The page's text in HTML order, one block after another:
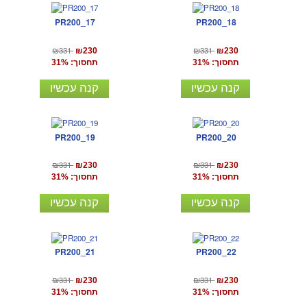
PR200_17
₪331 ₪230
תחסוך: 31%
קנה עכשיו
PR200_18
₪331 ₪230
תחסוך: 31%
קנה עכשיו
PR200_19
₪331 ₪230
תחסוך: 31%
קנה עכשיו
PR200_20
₪331 ₪230
תחסוך: 31%
קנה עכשיו
PR200_21
₪331 ₪230
תחסוך: 31%
PR200_22
₪331 ₪230
תחסוך: 31%